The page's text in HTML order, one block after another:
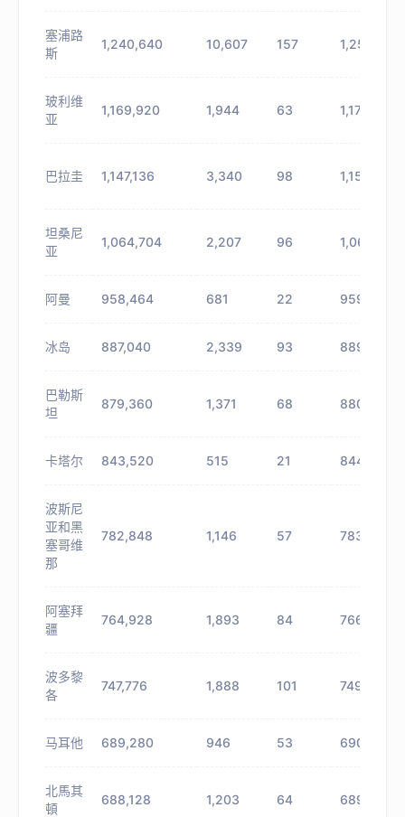
塞浦路
斯
1,240,640 10,607 157 1,251,247
玻利维
亚
1,169,920 1,944 63 1,171,864
巴拉圭 1,147,136 3,340 98 1,150,476
坦桑尼
亚
1,064,704 2,207 96 1,066,911
阿曼 958,464 681 22 959,145
冰岛 887,040 2,339 93 889,379
巴勒斯
坦
879,360 1,371 68 880,731
卡塔尔 843,520 515 21 844,035
波斯尼
亚和黑
塞哥维
那
782,848 1,146 57 783,994
阿塞拜
疆
764,928 1,893 84 766,821
波多黎
各
747,776 1,888 101 749,664
马耳他 689,280 946 53 690,226
北馬其
頓
688,128 1,203 64 689,331